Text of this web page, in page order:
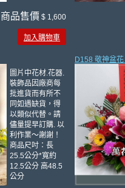
商品售價 $ 1,600
加入購物車
圖片中花材.花器.
裝飾品因廠商每
批進貨而有所不
同如遇缺貨，得
以類似代替。請
儘量提早訂購. 以
利作業～謝謝！
商品尺吋：長
25.5公分*寬約
12.5公分 高48.5
公分
D158 敬神盆